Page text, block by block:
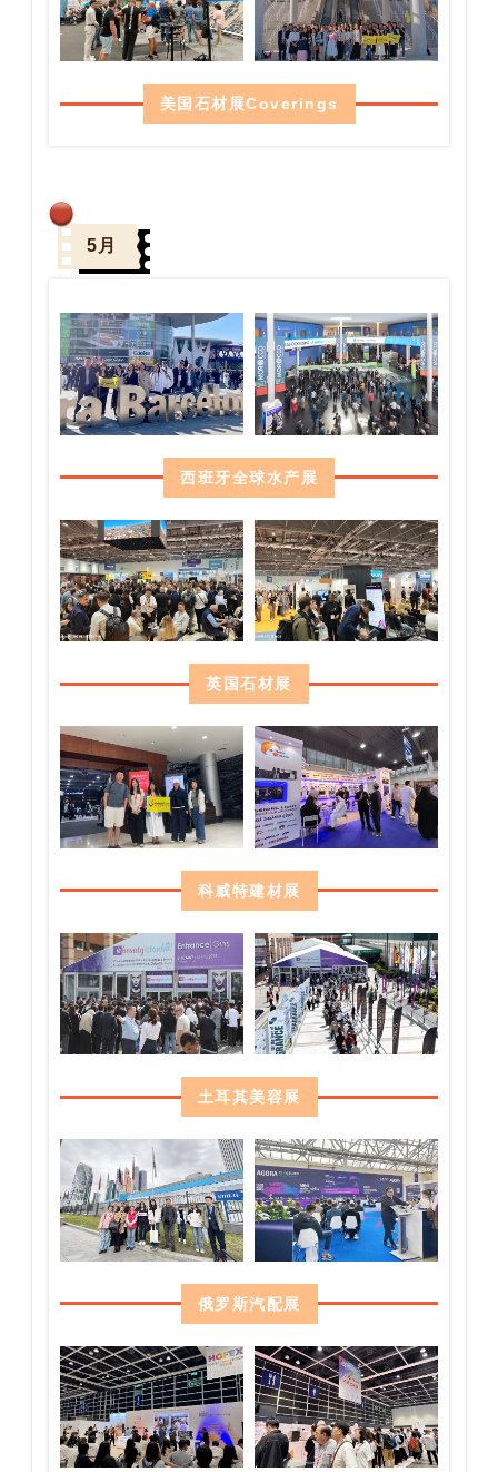
美国石材展Coverings
5月
西班牙全球水产展
英国石材展
科威特建材展
土耳其美容展
俄罗斯汽配展